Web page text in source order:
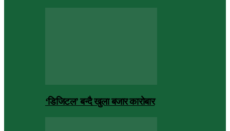
‘डिजिटल’ बन्दै खुला बजार कारोबार